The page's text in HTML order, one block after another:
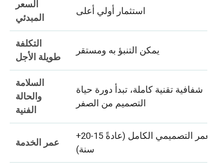
السعر
المبدئي
استثمار أولي أعلى
التكلفة
طويلة الأجل
يمكن التنبؤ به ومستقر
السلامة
والحالة
الفنية
شفافية تقنية كاملة، تبدأ دورة حياة
التصميم من الصفر
عمر الخدمة
العمر التصميمي الكامل (عادةً 15-20+
سنة)